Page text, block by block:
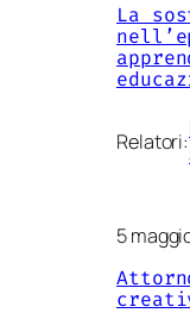
La
Relatori:
5